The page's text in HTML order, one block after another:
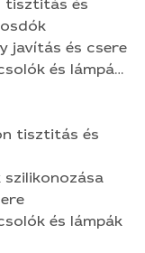
tisztitás és
javítás és csere
és lámpák
-
javítása -
régi
régi gép
tv) -
tisztitás és
szilikonozása
és lámpák